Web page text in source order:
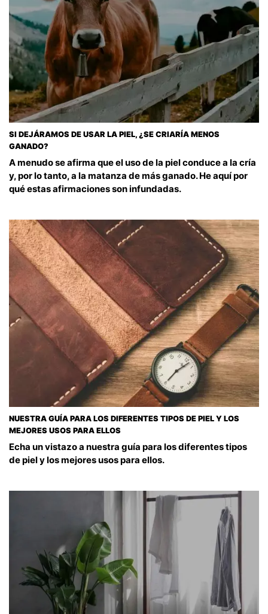
SI DEJÁRAMOS DE USAR LA PIEL, ¿SE CRIARÍA MENOS
GANADO?
A menudo se afirma que el uso de la piel conduce a la cría
y, por lo tanto, a la matanza de más ganado. He aquí por
qué estas afirmaciones son infundadas.
NUESTRA GUÍA PARA LOS DIFERENTES TIPOS DE PIEL Y LOS
MEJORES USOS PARA ELLOS
Echa un vistazo a nuestra guía para los diferentes tipos
de piel y los mejores usos para ellos.